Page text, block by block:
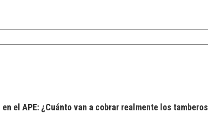
el APE: ¿Cuánto van a cobrar realmente los tamberos